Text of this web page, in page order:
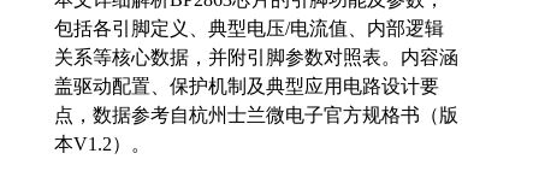
包括各引脚定义、典型电压/电流值、内部逻辑
关系等核心数据，并附引脚参数对照表。内容涵
盖驱动配置、保护机制及典型应用电路设计要
点，数据参考自杭州士兰微电子官方规格书（版
本V1.2）。